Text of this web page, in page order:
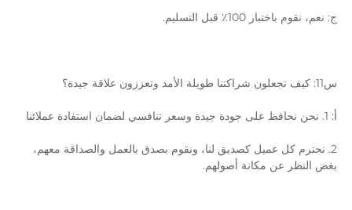
ج: نعم، نقوم باختبار 100٪ قبل التسليم.
س11: كيف تجعلون شراكتنا طويلة الأمد وتعززون علاقة جيدة؟
أ: 1. نحن نحافظ على جودة جيدة وسعر تنافسي لضمان استفادة عملائنا
بغض النظر عن مكانة أصولهم.